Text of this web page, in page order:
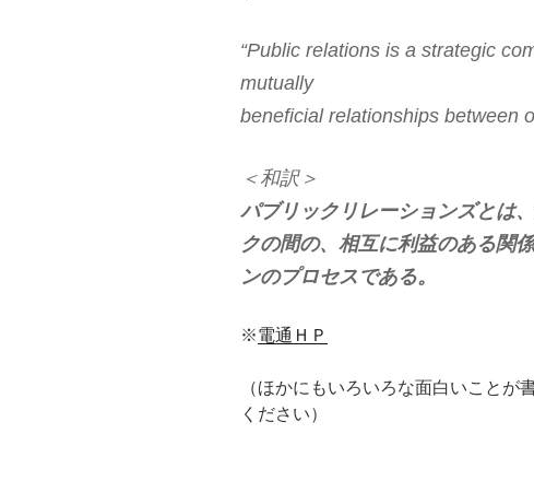
“Public relations is a strategic
mutually
beneficial relationships between
＜和訳＞
パブリックリレーションズとは
クの間の、相互に利益のある関
ンのプロセスである。
※電通ＨＰ
（ほかにもいろいろな面白いことが
ください）